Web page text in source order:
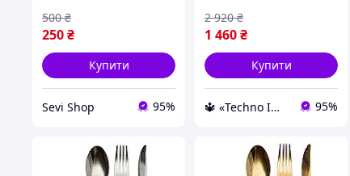
250₴
500 ₴
Купити
Sevi Shop 95%
1 460₴
2 920 ₴
Купити
🔱 «Techno Imperia» Компетентність! Якість товару! Швидка відправка! ✅ 95%